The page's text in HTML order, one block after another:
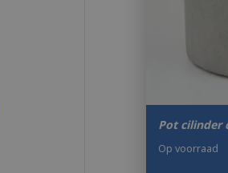
Pot cilinder
Op voorraad